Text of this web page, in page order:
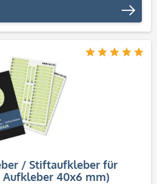
/ Stiftaufkleber für
Aufkleber 40x6 mm)